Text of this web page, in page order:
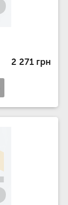
2 271 грн